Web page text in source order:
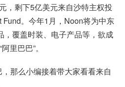
，剩下5亿美元来自沙特主权投
Fund。今年1月，Noon将为中东
，覆盖时装、电子产品等，欲成
里巴巴”。
那么小编接着带大家看看来自